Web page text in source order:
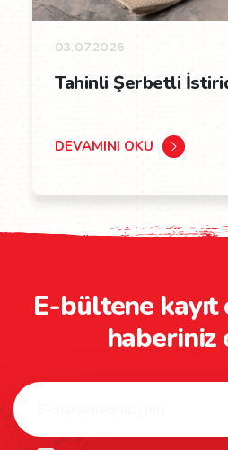
03.07.2026
Tahinli Şerbetli
DEVAMINI OKU
E-bültene
haberiniz